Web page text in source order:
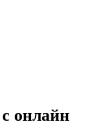
онлайн